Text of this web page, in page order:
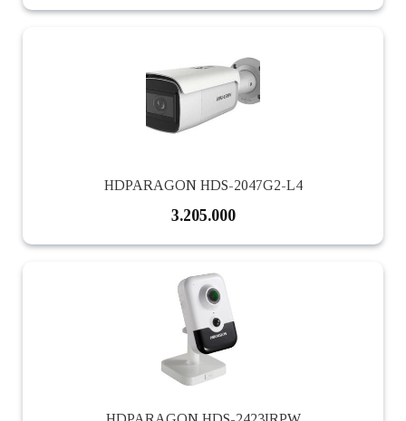
HDPARAGON HDS-2047G2-L4
3.205.000